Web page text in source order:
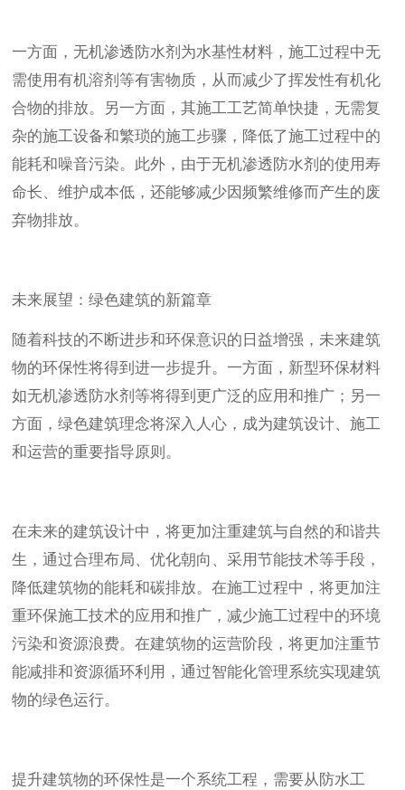
一方面，无机渗透防水剂为水基性材料，施工过程中无
需使用有机溶剂等有害物质，从而减少了挥发性有机化
合物的排放。另一方面，其施工工艺简单快捷，无需复
杂的施工设备和繁琐的施工步骤，降低了施工过程中的
能耗和噪音污染。此外，由于无机渗透防水剂的使用寿
命长、维护成本低，还能够减少因频繁维修而产生的废
弃物排放。
未来展望：绿色建筑的新篇章
随着科技的不断进步和环保意识的日益增强，未来建筑
物的环保性将得到进一步提升。一方面，新型环保材料
如无机渗透防水剂等将得到更广泛的应用和推广；另一
方面，绿色建筑理念将深入人心，成为建筑设计、施工
和运营的重要指导原则。
在未来的建筑设计中，将更加注重建筑与自然的和谐共
生，通过合理布局、优化朝向、采用节能技术等手段，
降低建筑物的能耗和碳排放。在施工过程中，将更加注
重环保施工技术的应用和推广，减少施工过程中的环境
污染和资源浪费。在建筑物的运营阶段，将更加注重节
能减排和资源循环利用，通过智能化管理系统实现建筑
物的绿色运行。
提升建筑物的环保性是一个系统工程，需要从防水工